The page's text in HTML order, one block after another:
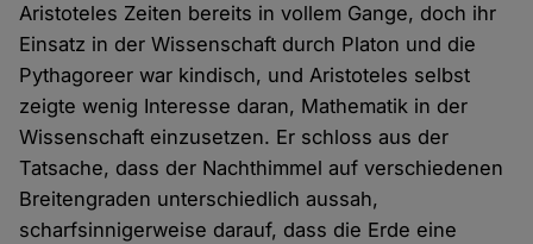
Aristoteles Zeiten bereits in vollem Gange, doch ihr
Einsatz in der Wissenschaft durch Platon und die
Pythagoreer war kindisch, und Aristoteles selbst
zeigte wenig Interesse daran, Mathematik in der
Wissenschaft einzusetzen. Er schloss aus der
Tatsache, dass der Nachthimmel auf verschiedenen
Breitengraden unterschiedlich aussah,
scharfsinnigerweise darauf, dass die Erde eine